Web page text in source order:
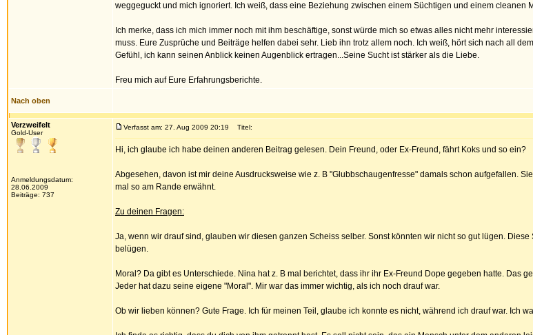
weggeguckt und mich ignoriert. Ich weiß, dass eine Beziehung zwischen einem Süchtigen und einem
Ich merke, dass ich mich immer noch mit ihm beschäftige, sonst würde mich so etwas alles nicht mehr
muss. Eure Zusprüche und Beiträge helfen dabei sehr. Lieb ihn trotz allem noch. Ich weiß, hört sich nach all
Gefühl, ich kann seinen Anblick keinen Augenblick ertragen...Seine Sucht ist stärker als die Liebe.
Freu mich auf Eure Erfahrungsberichte.
Nach oben
Verzweifelt
Gold-User
Anmeldungsdatum:
28.06.2009
Beiträge: 737
Verfasst am: 27. Aug 2009 20:19 Titel:
Hi, ich glaube ich habe deinen anderen Beitrag gelesen. Dein Freund, oder Ex-Freund, fährt Koks und so ein?
Abgesehen, davon ist mir deine Ausdrucksweise wie z. B "Glubbschaugenfresse" damals schon aufgefallen.
mal so am Rande erwähnt.
Zu deinen Fragen:
Ja, wenn wir drauf sind, glauben wir diesen ganzen Scheiss selber. Sonst könnten wir nicht so gut lügen.
belügen.
Moral? Da gibt es Unterschiede. Nina hat z. B mal berichtet, dass ihr ihr Ex-Freund Dope gegeben hatte.
Jeder hat dazu seine eigene "Moral". Mir war das immer wichtig, als ich noch drauf war.
Ob wir lieben können? Gute Frage. Ich für meinen Teil, glaube ich konnte es nicht, während ich drauf war. Ich